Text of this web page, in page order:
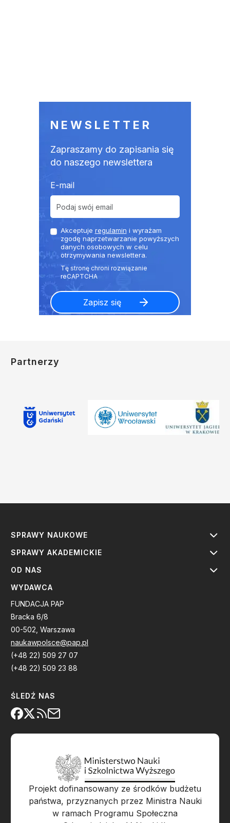
NEWSLETTER
Zapraszamy do zapisania się
do naszego newslettera
E-mail
Akceptuje regulamin i wyrażam
zgodę naprzetwarzanie powyższych
danych osobowych w celu
otrzymywania newslettera.
Partnerzy
SPRAWY NAUKOWE
SPRAWY AKADEMICKIE
OD NAS
WYDAWCA
FUNDACJA PAP
Bracka 6/8
00-502, Warszawa
naukawpolsce@pap.pl
(+48 22) 509 27 07
(+48 22) 509 23 88
ŚLEDŹ NAS
Projekt dofinansowany ze środków budżetu
państwa, przyznanych przez Ministra Nauki
w ramach Programu Społeczna